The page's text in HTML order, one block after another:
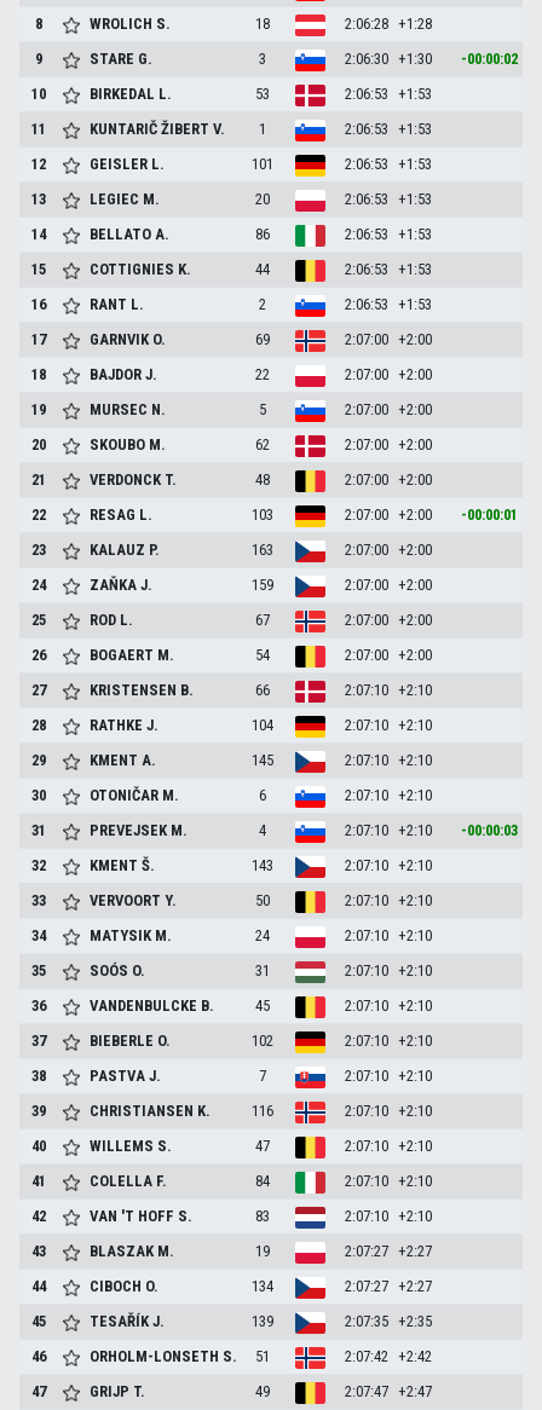
8
WROLICH S. 18 2:06:28 +1:28
9
STARE G. 3 2:06:30 +1:30
-00:00:02
10
BIRKEDAL L. 53 2:06:53 +1:53
11
KUNTARIČ ŽIBERTV. 1 2:06:53 +1:53
12
GEISLER L. 101 2:06:53 +1:53
13
LEGIEC M. 20 2:06:53 +1:53
14
BELLATOA. 86 2:06:53 +1:53
15
COTTIGNIES K. 44 2:06:53 +1:53
16
RANT L. 2 2:06:53 +1:53
17
GARNVIK O. 69 2:07:00 +2:00
18
BAJDORJ. 22 2:07:00 +2:00
19
MURSEC N. 5 2:07:00 +2:00
20
SKOUBO M. 62 2:07:00 +2:00
21
VERDONCK T. 48 2:07:00 +2:00
22
RESAG L. 103 2:07:00 +2:00
-00:00:01
23
KALAUZ P. 163 2:07:00 +2:00
24
ZAŇKAJ. 159 2:07:00 +2:00
25
ROD L. 67 2:07:00 +2:00
26
BOGAERT M. 54 2:07:00 +2:00
27
KRISTENSEN B. 66 2:07:10 +2:10
28
RATHKEJ. 104 2:07:10 +2:10
29
KMENTA. 145 2:07:10 +2:10
30
OTONIČAR M. 6 2:07:10 +2:10
31
PREVEJSEK M. 4 2:07:10 +2:10
-00:00:03
32
KMENTŠ. 143 2:07:10 +2:10
33
VERVOORTY. 50 2:07:10 +2:10
34
MATYSIK M. 24 2:07:10 +2:10
35
SOÓS O. 31 2:07:10 +2:10
36
VANDENBULCKE B. 45 2:07:10 +2:10
37
BIEBERLE O. 102 2:07:10 +2:10
38
PASTVAJ. 7 2:07:10 +2:10
39
CHRISTIANSEN K. 116 2:07:10 +2:10
40
WILLEMS S. 47 2:07:10 +2:10
41
COLELLA F. 84 2:07:10 +2:10
42
VAN 'T HOFF S. 83 2:07:10 +2:10
43
BLASZAK M. 19 2:07:27 +2:27
44
CIBOCH O. 134 2:07:27 +2:27
45
TESAŘÍKJ. 139 2:07:35 +2:35
46
ORHOLM-LONSETH S. 51 2:07:42 +2:42
47
GRIJP T. 49 2:07:47 +2:47